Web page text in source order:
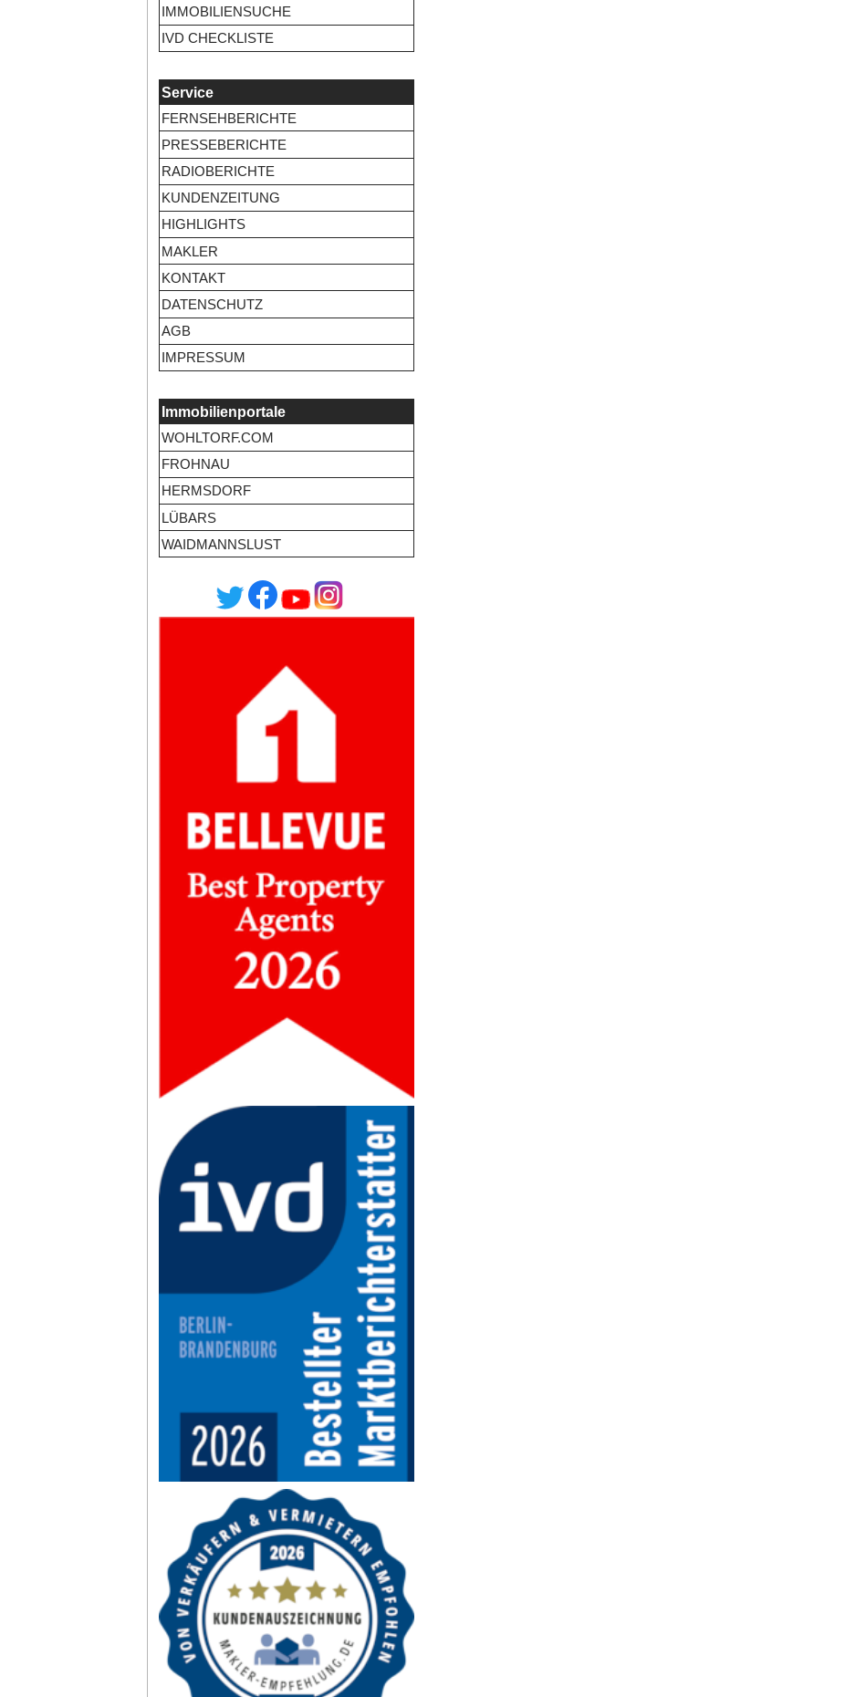
IMMOBILIENSUCHE
IVD CHECKLISTE
Service
FERNSEHBERICHTE
PRESSEBERICHTE
RADIOBERICHTE
KUNDENZEITUNG
HIGHLIGHTS
MAKLER
KONTAKT
DATENSCHUTZ
AGB
IMPRESSUM
Immobilienportale
WOHLTORF.COM
FROHNAU
HERMSDORF
LÜBARS
WAIDMANNSLUST